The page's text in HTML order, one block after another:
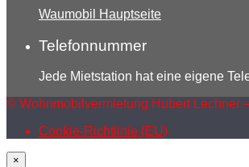
Waumobil Hauptseite
Telefonnummer
Jede Mietstation hat eine eigene
© Wohnmobilvermietung Hubert Lechner
Cookie-Richtlinie (EU)
×